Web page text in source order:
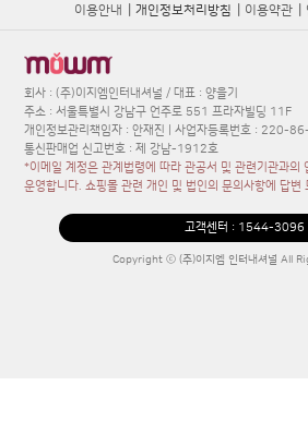
이용안내 개인정보처리방침 이용약관
회사 : (주)이지엠인터내셔널 / 대표 : 양을기
주소 : 서울특별시 강남구 언주로 551 프라자빌딩 11F
개인정보관리책임자 : 안재진 | 사업자등록번호 : 220-
통신판매업 신고번호 : 제 강남-1912호
*이메일 계정은 관계법령에 따라 관공서 및 관련기관과의
운영합니다. 쇼핑몰 관련 개인 및 법인의 문의사항에 답변
고객센터 : 1544-3096
Copyright ⓒ (주)이지엠 인터내셔널 All